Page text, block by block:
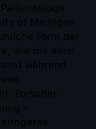
of Michigan
Form der
wie die einst
während
Forscher
–